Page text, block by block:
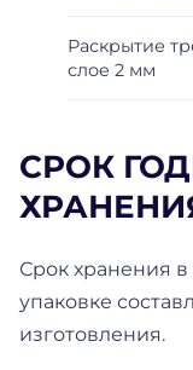
Раскрытие
слое 2 мм
СРОК
Срок хранения
упаковке
изготовления.